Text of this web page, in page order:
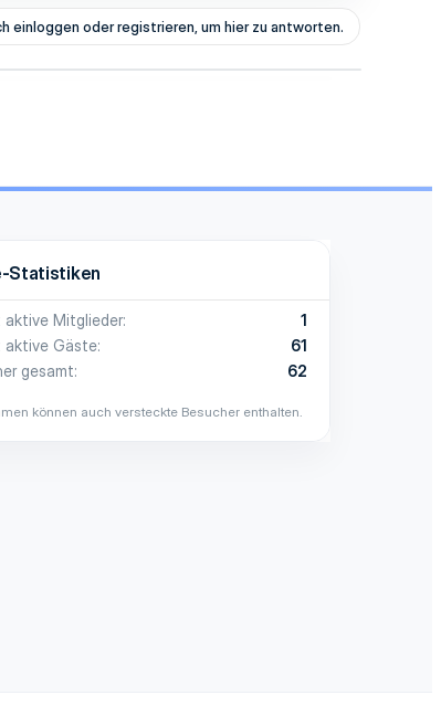
einloggen oder registrieren, um hier zu antworten.
Statistiken
aktive Mitglieder
1
aktive Gäste
61
gesamt
62
können auch versteckte Besucher enthalten.